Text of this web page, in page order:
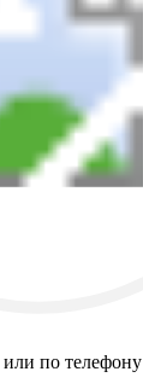
или по телефону